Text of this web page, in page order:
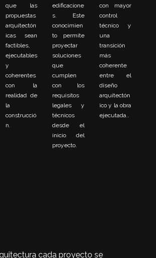
que las
propuestas
arquitectón
icas sean
factibles,
ejecutables
y
coherentes
con la
realidad de
la
construcció
n.
edificacione
s. Este
conocimien
to permite
proyectar
soluciones
que
cumplen
con los
requisitos
legales y
técnicos
desde el
inicio del
proyecto.
con mayor
control
técnico y
una
transición
más
coherente
entre el
diseño
arquitectón
ico y la obra
ejecutada..
cada proyecto se